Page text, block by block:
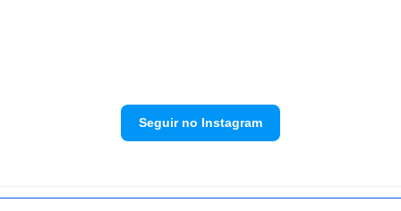
Seguir no Instagram